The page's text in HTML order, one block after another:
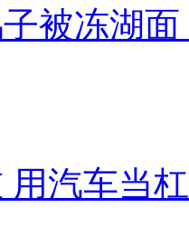
被冻湖
用汽车当